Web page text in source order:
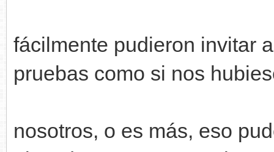
fácilmente pudieron invitar
pruebas como si nos
nosotros, o es más, eso